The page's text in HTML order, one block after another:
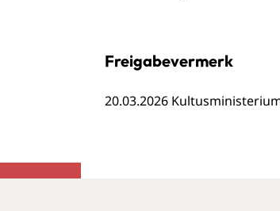
Freigabevermerk
20.03.2026